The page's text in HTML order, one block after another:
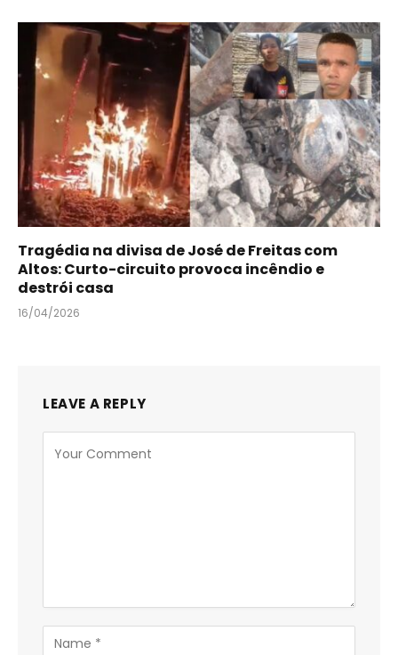
Tragédia na divisa de José de Freitas com
Altos: Curto-circuito provoca incêndio e
destrói casa
16/04/2026
LEAVE A REPLY